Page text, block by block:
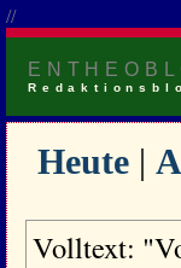
//
Heute |
Volltext: